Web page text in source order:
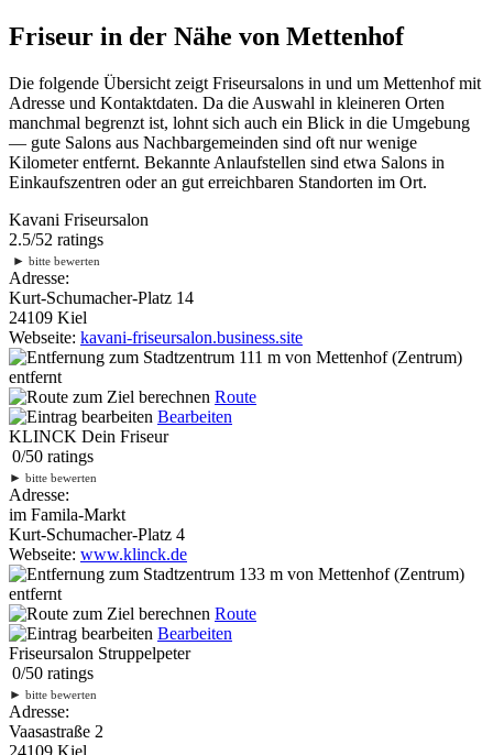
Friseur in der Nähe von Mettenhof
Die folgende Übersicht zeigt Friseursalons in und um Mettenhof mit
Adresse und Kontaktdaten. Da die Auswahl in kleineren Orten
manchmal begrenzt ist, lohnt sich auch ein Blick in die Umgebung
— gute Salons aus Nachbargemeinden sind oft nur wenige
Kilometer entfernt. Bekannte Anlaufstellen sind etwa Salons in
Einkaufszentren oder an gut erreichbaren Standorten im Ort.
Kavani Friseursalon
2.5/52 ratings
► bitte bewerten
Adresse:
Kurt-Schumacher-Platz 14
24109 Kiel
Webseite: kavani-friseursalon.business.site
111 m von Mettenhof (Zentrum)
entfernt
Route
Bearbeiten
KLINCK Dein Friseur
0/50 ratings
► bitte bewerten
Adresse:
im Famila-Markt
Kurt-Schumacher-Platz 4
Webseite: www.klinck.de
133 m von Mettenhof (Zentrum)
entfernt
Route
Bearbeiten
Friseursalon Struppelpeter
0/50 ratings
► bitte bewerten
Adresse:
Vaasastraße 2
24109 Kiel